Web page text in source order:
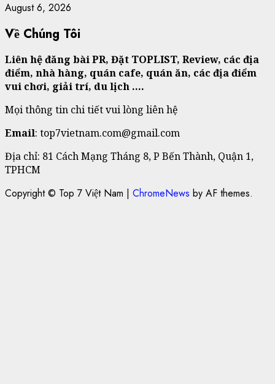
August 6, 2026
Về Chúng Tôi
Liên hệ đăng bài PR, Đặt TOPLIST, Review, các địa
điểm, nhà hàng, quán cafe, quán ăn, các địa điểm
vui chơi, giải trí, du lịch ….
Mọi thông tin chi tiết vui lòng liên hệ
Email: top7vietnam.com@gmail.com
Địa chỉ: 81 Cách Mạng Tháng 8, P Bến Thành, Quận 1,
TPHCM
Copyright © Top 7 Việt Nam | ChromeNews by AF themes.